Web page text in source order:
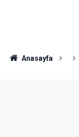
Anasayfa